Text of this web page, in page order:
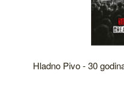
Hladno Pivo - 30